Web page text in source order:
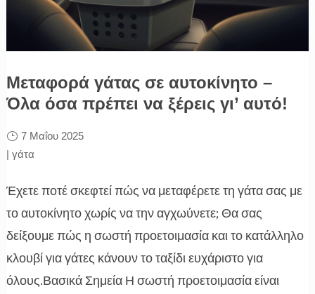
Μεταφορά γάτας σε αυτοκίνητο –
Όλα όσα πρέπει να ξέρεις γι’ αυτό!
7 Μαΐου 2025
| γάτα
Έχετε ποτέ σκεφτεί πώς να μεταφέρετε τη γάτα σας με
το αυτοκίνητο χωρίς να την αγχωύνετε; Θα σας
δείξουμε πώς η σωστή προετοιμασία και το κατάλληλο
κλουβί για γάτες κάνουν το ταξίδι ευχάριστο για
όλους.Βασικά Σημεία Η σωστή προετοιμασία είναι